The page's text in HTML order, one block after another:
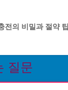
전의 비밀과 절약
질문